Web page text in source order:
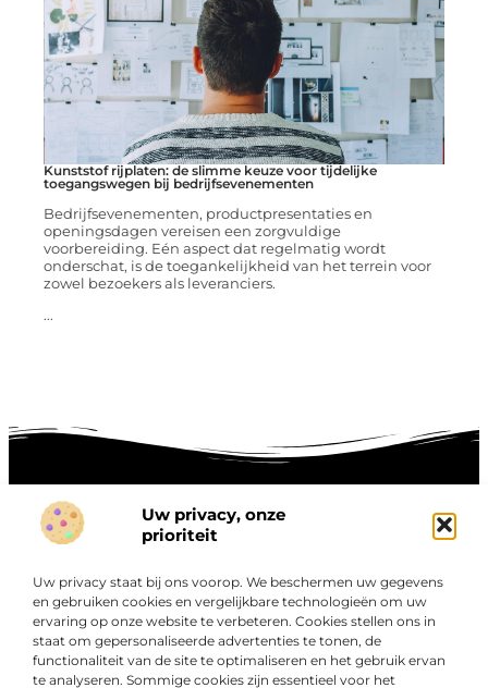
Uw privacy, onze
prioriteit
Uw privacy staat bij ons voorop. We beschermen uw gegevens
en gebruiken cookies en vergelijkbare technologieën om uw
ervaring op onze website te verbeteren. Cookies stellen ons in
staat om gepersonaliseerde advertenties te tonen, de
functionaliteit van de site te optimaliseren en het gebruik ervan
te analyseren. Sommige cookies zijn essentieel voor het
Kunststof rijplaten: de slimme keuze voor tijdelijke
toegangswegen bij bedrijfsevenementen
Bedrijfsevenementen, productpresentaties en
openingsdagen vereisen een zorgvuldige
voorbereiding. Eén aspect dat regelmatig wordt
onderschat, is de toegankelijkheid van het terrein voor
zowel bezoekers als leveranciers.
...
Over
Bedrijf
“Ontdek een wereld van boeiende blogs en artikelen die
je zowel inspireren als informeren.”
Bij Exclusiefbedrijf.nl draait alles om het leveren van
Onze informatie